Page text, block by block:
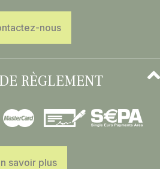
nous
RÈGLEMENT
savoir plus